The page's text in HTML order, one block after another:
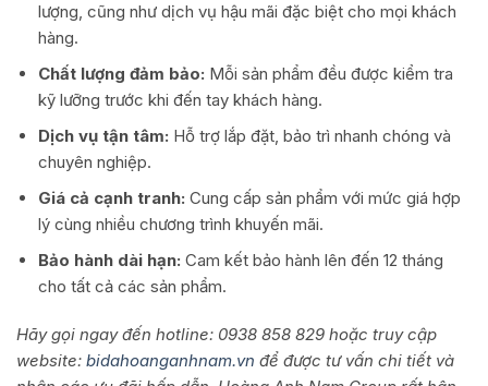
lượng, cũng như dịch vụ hậu mãi đặc biệt cho mọi khách
hàng.
Chất lượng đảm bảo: Mỗi sản phẩm đều được kiểm tra
kỹ lưỡng trước khi đến tay khách hàng.
Dịch vụ tận tâm: Hỗ trợ lắp đặt, bảo trì nhanh chóng và
chuyên nghiệp.
Giá cả cạnh tranh: Cung cấp sản phẩm với mức giá hợp
lý cùng nhiều chương trình khuyến mãi.
Bảo hành dài hạn: Cam kết bảo hành lên đến 12 tháng
cho tất cả các sản phẩm.
Hãy gọi ngay đến hotline: 0938 858 829 hoặc truy cập
website: bidahoanganhnam.vn để được tư vấn chi tiết và